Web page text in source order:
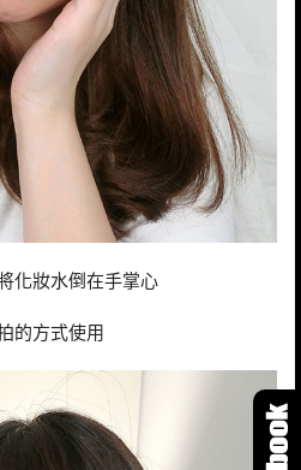
化妝水倒在手掌心
的方式使用